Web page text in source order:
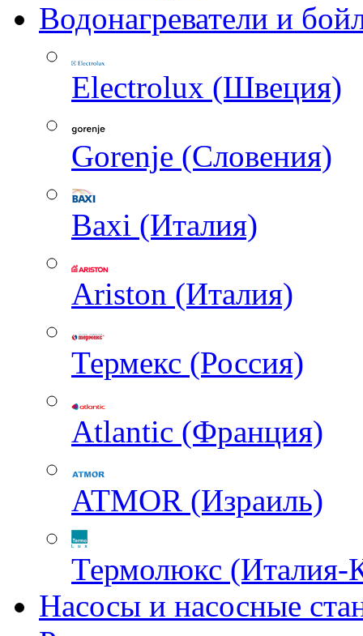
Водонагреватели и
Electrolux (Швеция)
Gorenje (Словения)
Baxi (Италия)
Ariston (Италия)
Термекс (Россия)
Atlantic (Франция)
ATMOR (Израиль)
Термолюкс (Италия-
Насосы и насосные